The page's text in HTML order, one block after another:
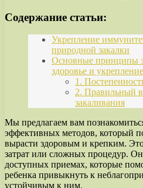
Содержание статьи:
Укрепление
природной закалки
Основные принципы
здоровье и
1.
2. Правильный
закаливания
Мы предлагаем вам
эффективных методов, который
вырасти здоровым и крепким.
затрат или сложных процедур.
доступных приемах, которые
ребенка привыкнуть к
устойчивым к ним.